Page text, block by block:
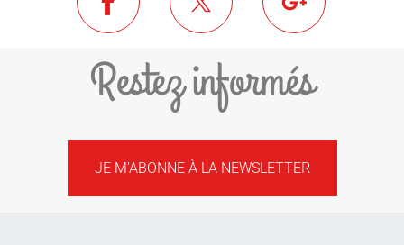
Restez informés
JE M'ABONNE À LA NEWSLETTER